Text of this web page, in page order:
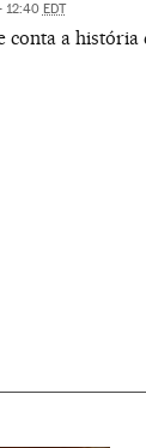
12:40 EDT
conta a